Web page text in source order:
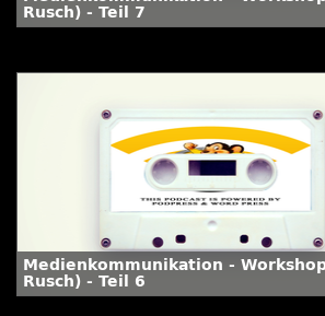
Rusch) - Teil 7
Medienkommunikation -
Rusch) - Teil 6